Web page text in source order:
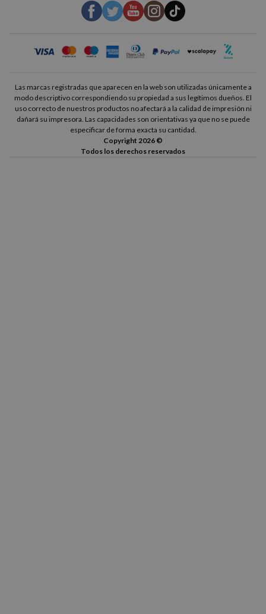
Las marcas registradas que aparecen en la web son utilizadas únicamente a
modo descriptivo correspondiendo su propiedad a sus legítimos dueños. El
uso correcto de nuestros productos no afectará a la calidad de impresión ni
dañará su impresora. Las capacidades son orientativas ya que no se puede
especificar de forma exacta su cantidad.
Copyright 2026 ©
Todos los derechos reservados